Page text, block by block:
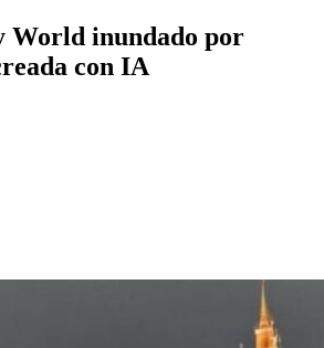
World inundado por
con IA